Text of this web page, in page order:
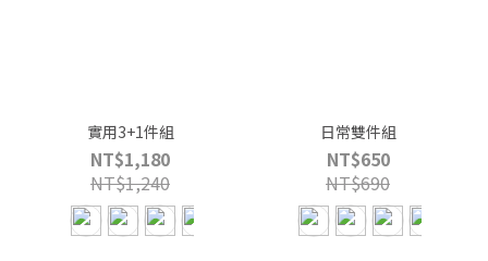
實用3+1件組
NT$1,180
NT$1,240
日常雙件組
NT$650
NT$690